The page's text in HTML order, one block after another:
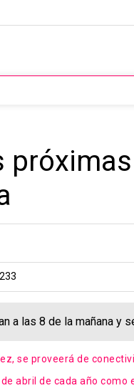
a las 8 de la mañana y
se proveerá de
abril de cada año